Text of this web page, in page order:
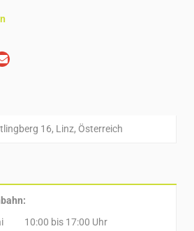
16, Linz, Österreich
10:00 bis 17:00 Uhr